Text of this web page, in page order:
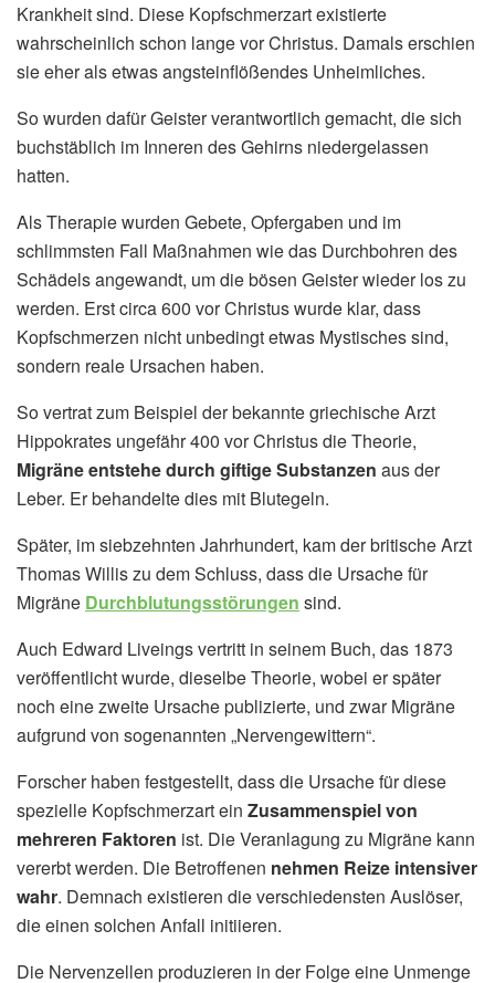
Krankheit sind. Diese Kopfschmerzart existierte
wahrscheinlich schon lange vor Christus. Damals erschien
sie eher als etwas angsteinflößendes Unheimliches.
So wurden dafür Geister verantwortlich gemacht, die sich
buchstäblich im Inneren des Gehirns niedergelassen
hatten.
Als Therapie wurden Gebete, Opfergaben und im
schlimmsten Fall Maßnahmen wie das Durchbohren des
Schädels angewandt, um die bösen Geister wieder los zu
werden. Erst circa 600 vor Christus wurde klar, dass
Kopfschmerzen nicht unbedingt etwas Mystisches sind,
sondern reale Ursachen haben.
So vertrat zum Beispiel der bekannte griechische Arzt
Hippokrates ungefähr 400 vor Christus die Theorie,
Migräne entstehe durch giftige Substanzen aus der
Leber. Er behandelte dies mit Blutegeln.
Später, im siebzehnten Jahrhundert, kam der britische Arzt
Thomas Willis zu dem Schluss, dass die Ursache für
Migräne Durchblutungsstörungen sind.
Auch Edward Liveings vertritt in seinem Buch, das 1873
veröffentlicht wurde, dieselbe Theorie, wobei er später
noch eine zweite Ursache publizierte, und zwar Migräne
aufgrund von sogenannten „Nervengewittern“.
Forscher haben festgestellt, dass die Ursache für diese
spezielle Kopfschmerzart ein Zusammenspiel von
mehreren Faktoren ist. Die Veranlagung zu Migräne kann
vererbt werden. Die Betroffenen nehmen Reize intensiver
wahr. Demnach existieren die verschiedensten Auslöser,
die einen solchen Anfall initiieren.
Die Nervenzellen produzieren in der Folge eine Unmenge